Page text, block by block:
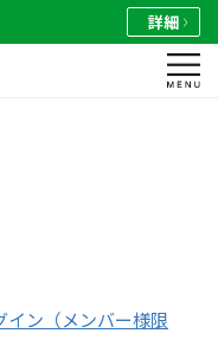
詳細
イン（メンバー様限